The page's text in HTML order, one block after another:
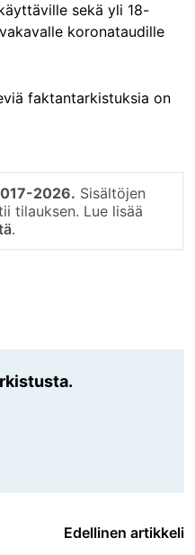
sekä yli 18-
koronataudille
faktantarkistuksia on
2026. Sisältöjen
tilauksen. Lue lisää
.
Edellinen artikkeli